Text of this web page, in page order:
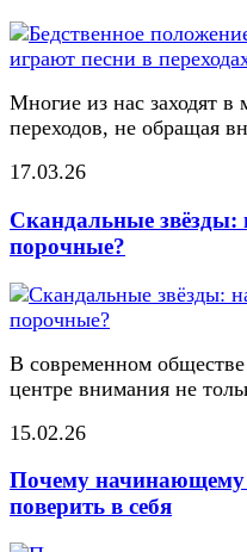
Многие из нас заходят
переходов, не обращая
17.03.26
Скандальные звёзды:
порочные?
В современном
центре внимания не
15.02.26
Почему начинающему
поверить в себя